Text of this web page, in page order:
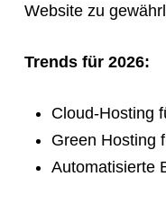
Website zu
Trends für 2026:
Cloud-Hosting
Green Hosting
Automatisierte